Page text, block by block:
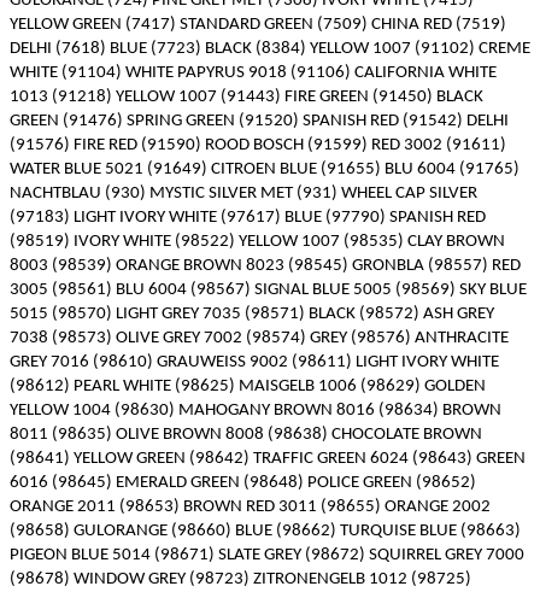
YELLOW GREEN (7417) STANDARD GREEN (7509) CHINA RED (7519)
DELHI (7618) BLUE (7723) BLACK (8384) YELLOW 1007 (91102) CREME
WHITE (91104) WHITE PAPYRUS 9018 (91106) CALIFORNIA WHITE
1013 (91218) YELLOW 1007 (91443) FIRE GREEN (91450) BLACK
GREEN (91476) SPRING GREEN (91520) SPANISH RED (91542) DELHI
(91576) FIRE RED (91590) ROOD BOSCH (91599) RED 3002 (91611)
WATER BLUE 5021 (91649) CITROEN BLUE (91655) BLU 6004 (91765)
NACHTBLAU (930) MYSTIC SILVER MET (931) WHEEL CAP SILVER
(97183) LIGHT IVORY WHITE (97617) BLUE (97790) SPANISH RED
(98519) IVORY WHITE (98522) YELLOW 1007 (98535) CLAY BROWN
8003 (98539) ORANGE BROWN 8023 (98545) GRONBLA (98557) RED
3005 (98561) BLU 6004 (98567) SIGNAL BLUE 5005 (98569) SKY BLUE
5015 (98570) LIGHT GREY 7035 (98571) BLACK (98572) ASH GREY
7038 (98573) OLIVE GREY 7002 (98574) GREY (98576) ANTHRACITE
GREY 7016 (98610) GRAUWEISS 9002 (98611) LIGHT IVORY WHITE
(98612) PEARL WHITE (98625) MAISGELB 1006 (98629) GOLDEN
YELLOW 1004 (98630) MAHOGANY BROWN 8016 (98634) BROWN
8011 (98635) OLIVE BROWN 8008 (98638) CHOCOLATE BROWN
(98641) YELLOW GREEN (98642) TRAFFIC GREEN 6024 (98643) GREEN
6016 (98645) EMERALD GREEN (98648) POLICE GREEN (98652)
ORANGE 2011 (98653) BROWN RED 3011 (98655) ORANGE 2002
(98658) GULORANGE (98660) BLUE (98662) TURQUISE BLUE (98663)
PIGEON BLUE 5014 (98671) SLATE GREY (98672) SQUIRREL GREY 7000
(98678) WINDOW GREY (98723) ZITRONENGELB 1012 (98725)